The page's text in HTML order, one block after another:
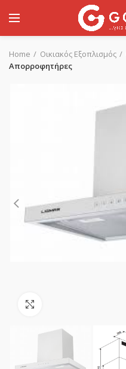
Home Οικιακός Εξοπλισμός
Απορροφητήρες